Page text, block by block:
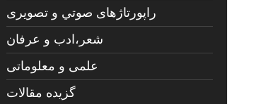
راپورتاژهای صوتي و تصويری
شعر،ادب و عرفان
علمی و معلوماتی
گزیده مقالات